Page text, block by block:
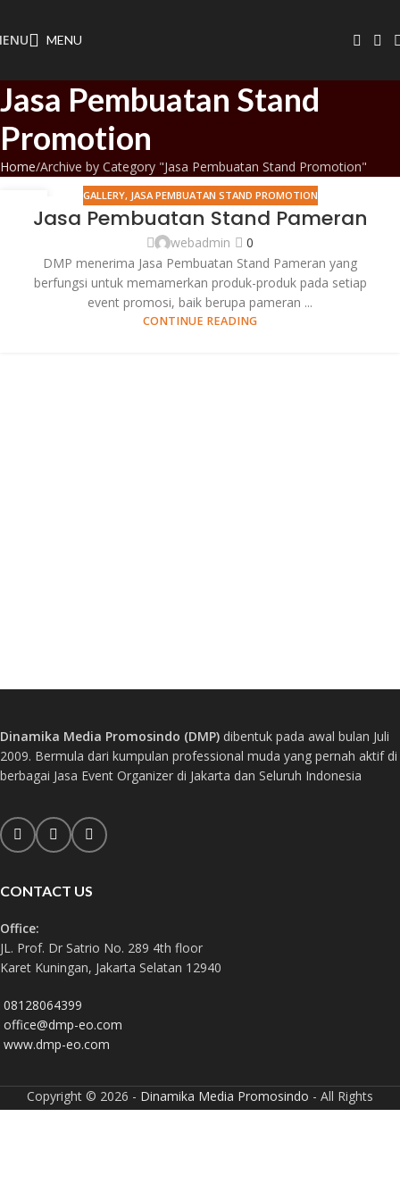
MENU
Jasa Pembuatan Stand
Promotion
Home Archive by Category "Jasa Pembuatan Stand Promotion"
GALLERY, JASA PEMBUATAN STAND PROMOTION
Jasa Pembuatan Stand Pameran
webadmin
0
DMP menerima Jasa Pembuatan Stand Pameran yang
berfungsi untuk memamerkan produk-produk pada setiap
event promosi, baik berupa pameran ...
CONTINUE READING
Dinamika Media Promosindo (DMP) dibentuk pada awal bulan Juli
2009. Bermula dari kumpulan professional muda yang pernah aktif di
berbagai Jasa Event Organizer di Jakarta dan Seluruh Indonesia
CONTACT US
Office:
JL. Prof. Dr Satrio No. 289 4th floor
Karet Kuningan, Jakarta Selatan 12940
08128064399
office@dmp-eo.com
www.dmp-eo.com
Copyright © 2026 - Dinamika Media Promosindo - All Rights
Reserved